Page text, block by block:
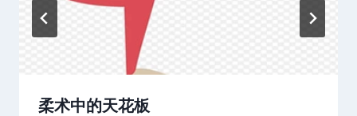
柔术中的天花板